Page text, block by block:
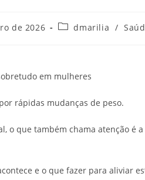
de 2026
Categoria
dmarilia /
em mulheres
rápidas mudanças de peso.
o que também chama atenção é
e o que fazer para aliviar